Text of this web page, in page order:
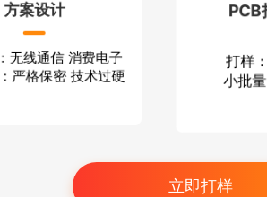
费电子
术过硬
PCB打样/小批量
打样： 12小时出货
小批量： 3-4天出货
立即打样